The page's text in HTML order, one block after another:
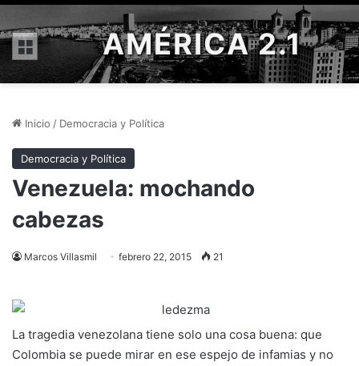
Menú AMÉRICA 2.1
Inicio / Democracia y Política
Democracia y Política
Venezuela: mochando
cabezas
Marcos Villasmil febrero 22, 2015 21
La tragedia venezolana tiene solo una cosa buena: que
Colombia se puede mirar en ese espejo de infamias y no